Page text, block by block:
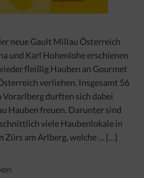
neue Gault Millau Österreich
und Karl Hohenlohe erschienen
fleißig Hauben an Gourmet
verliehen. Insgesamt 56
durften sich dabei
Hauben freuen. Darunter sind
viele Haubenlokale in
Zürs am Arlberg, welche … […]